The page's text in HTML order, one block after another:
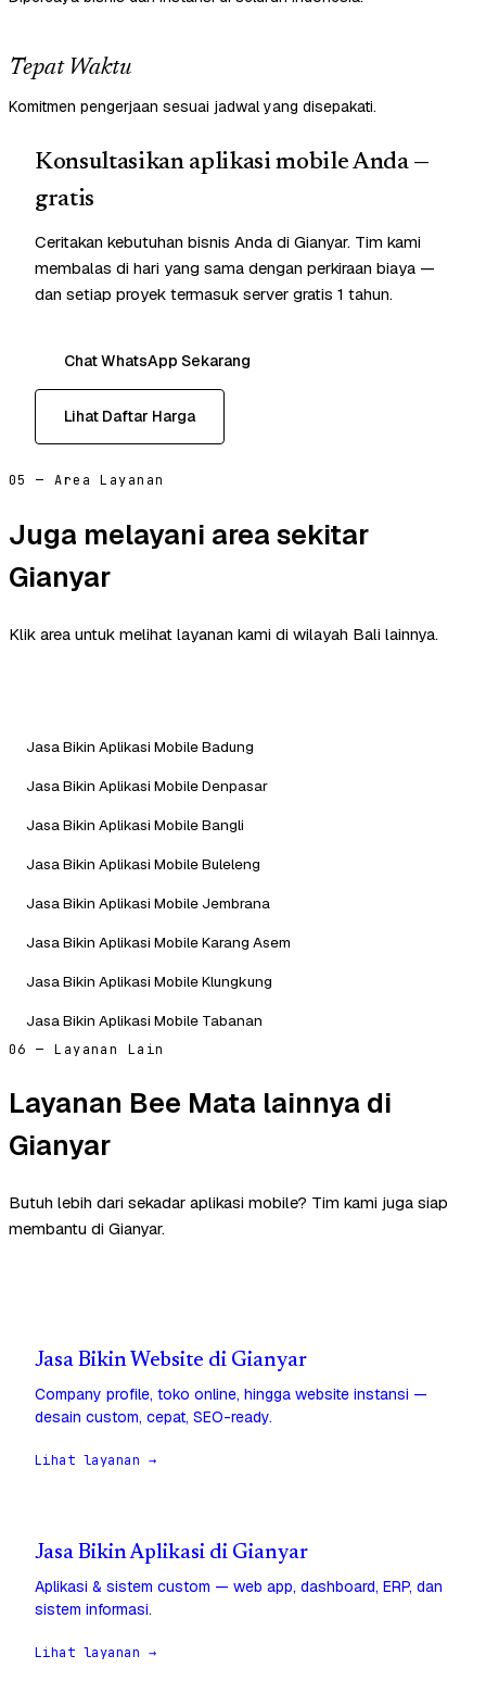
Tepat Waktu
Komitmen pengerjaan sesuai jadwal yang disepakati.
Konsultasikan aplikasi mobile Anda —
gratis
Ceritakan kebutuhan bisnis Anda di Gianyar. Tim kami
membalas di hari yang sama dengan perkiraan biaya —
dan setiap proyek termasuk server gratis 1 tahun.
Chat WhatsApp Sekarang
Lihat Daftar Harga
05 — Area Layanan
Juga melayani area sekitar
Gianyar
Klik area untuk melihat layanan kami di wilayah Bali lainnya.
Jasa Bikin Aplikasi Mobile Badung
Jasa Bikin Aplikasi Mobile Denpasar
Jasa Bikin Aplikasi Mobile Bangli
Jasa Bikin Aplikasi Mobile Buleleng
Jasa Bikin Aplikasi Mobile Jembrana
Jasa Bikin Aplikasi Mobile Karang Asem
Jasa Bikin Aplikasi Mobile Klungkung
Jasa Bikin Aplikasi Mobile Tabanan
06 — Layanan Lain
Layanan Bee Mata lainnya di
Gianyar
Butuh lebih dari sekadar aplikasi mobile? Tim kami juga siap
membantu di Gianyar.
Jasa Bikin Website di Gianyar
Company profile, toko online, hingga website instansi —
desain custom, cepat, SEO-ready.
Lihat layanan →
Jasa Bikin Aplikasi di Gianyar
Aplikasi & sistem custom — web app, dashboard, ERP, dan
sistem informasi.
Lihat layanan →